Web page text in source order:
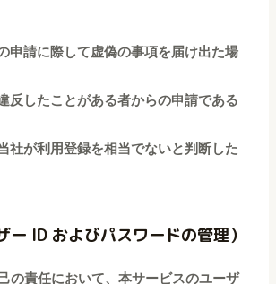
申請に際して虚偽の事項を届け出た場
反したことがある者からの申請である
社が利用登録を相当でないと判断した
ー ID およびパスワードの管理）
の責任において、本サービスのユーザ